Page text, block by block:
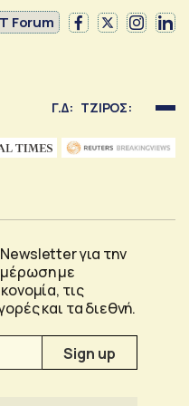
Forum
Γ.Δ: ΤΖΙΡΟΣ:
για την
με
τις
και τα διεθνή.